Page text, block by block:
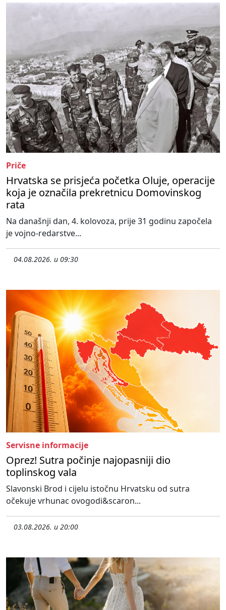
Priče
Hrvatska se prisjeća početka Oluje, operacije
koja je označila prekretnicu Domovinskog
rata
Na današnji dan, 4. kolovoza, prije 31 godinu započela
je vojno-redarstve...
04.08.2026. u 09:30
Servisne informacije
Oprez! Sutra počinje najopasniji dio
toplinskog vala
Slavonski Brod i cijelu istočnu Hrvatsku od sutra
očekuje vrhunac ovogodi&scaron...
03.08.2026. u 20:00